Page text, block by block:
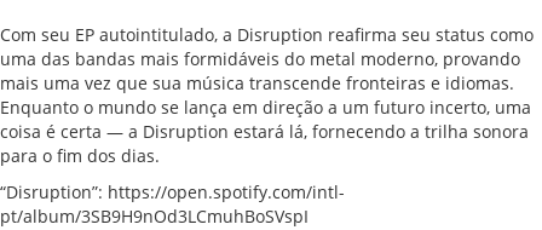
Com seu EP autointitulado, a Disruption reafirma seu status como
uma das bandas mais formidáveis do metal moderno, provando
mais uma vez que sua música transcende fronteiras e idiomas.
Enquanto o mundo se lança em direção a um futuro incerto, uma
coisa é certa — a Disruption estará lá, fornecendo a trilha sonora
para o fim dos dias.
“Disruption”: https://open.spotify.com/intl-
pt/album/3SB9H9nOd3LCmuhBoSVspI